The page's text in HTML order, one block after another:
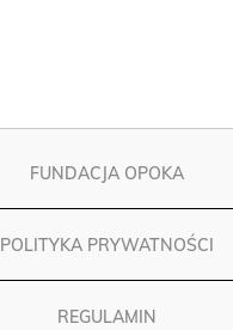
FUNDACJA OPOKA
POLITYKA PRYWATNOŚCI
REGULAMIN